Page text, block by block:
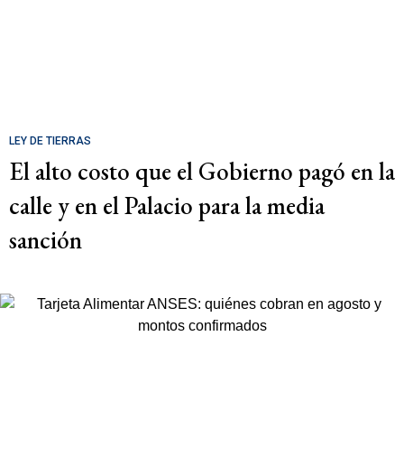
LEY DE TIERRAS
El alto costo que el Gobierno pagó en la
calle y en el Palacio para la media
sanción